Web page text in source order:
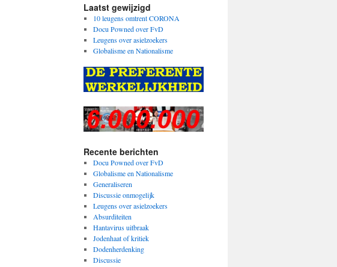
Laatst gewijzigd
10 leugens omtrent CORONA
Docu Powned over FvD
Leugens over asielzoekers
Globalisme en Nationalisme
Recente berichten
Docu Powned over FvD
Globalisme en Nationalisme
Generaliseren
Discussie onmogelijk
Leugens over asielzoekers
Absurditeiten
Hantavirus uitbraak
Jodenhaat of kritiek
Dodenherdenking
Discussie